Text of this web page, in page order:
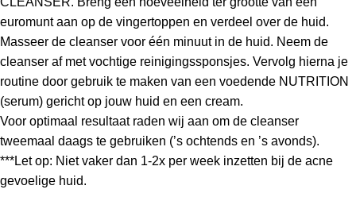
euromunt aan op de vingertoppen en verdeel over de huid.
Masseer de cleanser voor één minuut in de huid. Neem de
cleanser af met vochtige reinigingssponsjes. Vervolg hierna je
routine door gebruik te maken van een voedende NUTRITION
(serum) gericht op jouw huid en een cream.
Voor optimaal resultaat raden wij aan om de cleanser
tweemaal daags te gebruiken (’s ochtends en ’s avonds).
***Let op: Niet vaker dan 1-2x per week inzetten bij de acne
gevoelige huid.